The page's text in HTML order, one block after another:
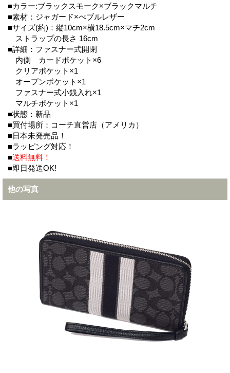
■カラー:ブラックスモーク×ブラックマルチ
■素材：ジャガード×ぺブルレザー
■サイズ(約)：縦10cm×横18.5cm×マチ2cm
ストラップの長さ 16cm
■詳細：ファスナー式開閉
内側 カードポケット×6
クリアポケット×1
オープンポケット×1
ファスナー式小銭入れ×1
マルチポケット×1
■状態：新品
■買付場所：コーチ直営店（アメリカ）
■日本未発売品！
■ラッピング対応！
■送料無料！
■即日発送OK!
他の写真